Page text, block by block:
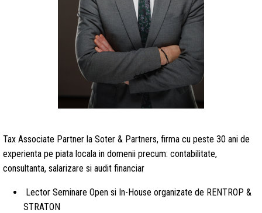
Tax Associate Partner la Soter & Partners, firma cu peste 30 ani de
experienta pe piata locala in domenii precum: contabilitate,
consultanta, salarizare si audit financiar
Lector Seminare Open si In-House organizate de RENTROP &
STRATON